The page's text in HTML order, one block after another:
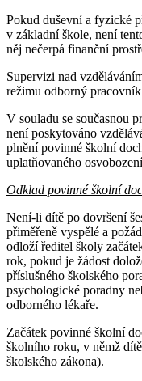
Pokud duševní a fyzické
v základní škole, není
něj nečerpá finanční
Supervizi nad
režimu odborný
V souladu se současnou
není poskytováno
plnění povinné školní
uplatňovaného
Odklad povinné školní
Není-li dítě po dovršení
přiměřeně vyspělé a
odloží ředitel školy
rok, pokud je žádost
příslušného školského
psychologické poradny
odborného lékaře.
Začátek povinné školní
školního roku, v němž
školského zákona).